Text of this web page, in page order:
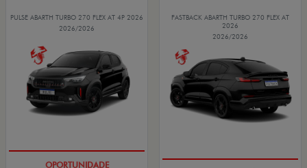
PULSE ABARTH TURBO 270 FLEX AT 4P 2026
2026/2026
FASTBACK ABARTH TURBO 270 FLEX AT
2026
2026/2026